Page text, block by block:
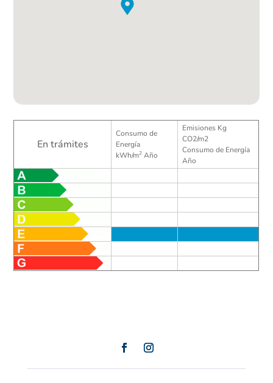
En trámites
Consumo de
Energía
kWh/m2 Año
Emisiones Kg
CO2/m2
Consumo de Energía
Año